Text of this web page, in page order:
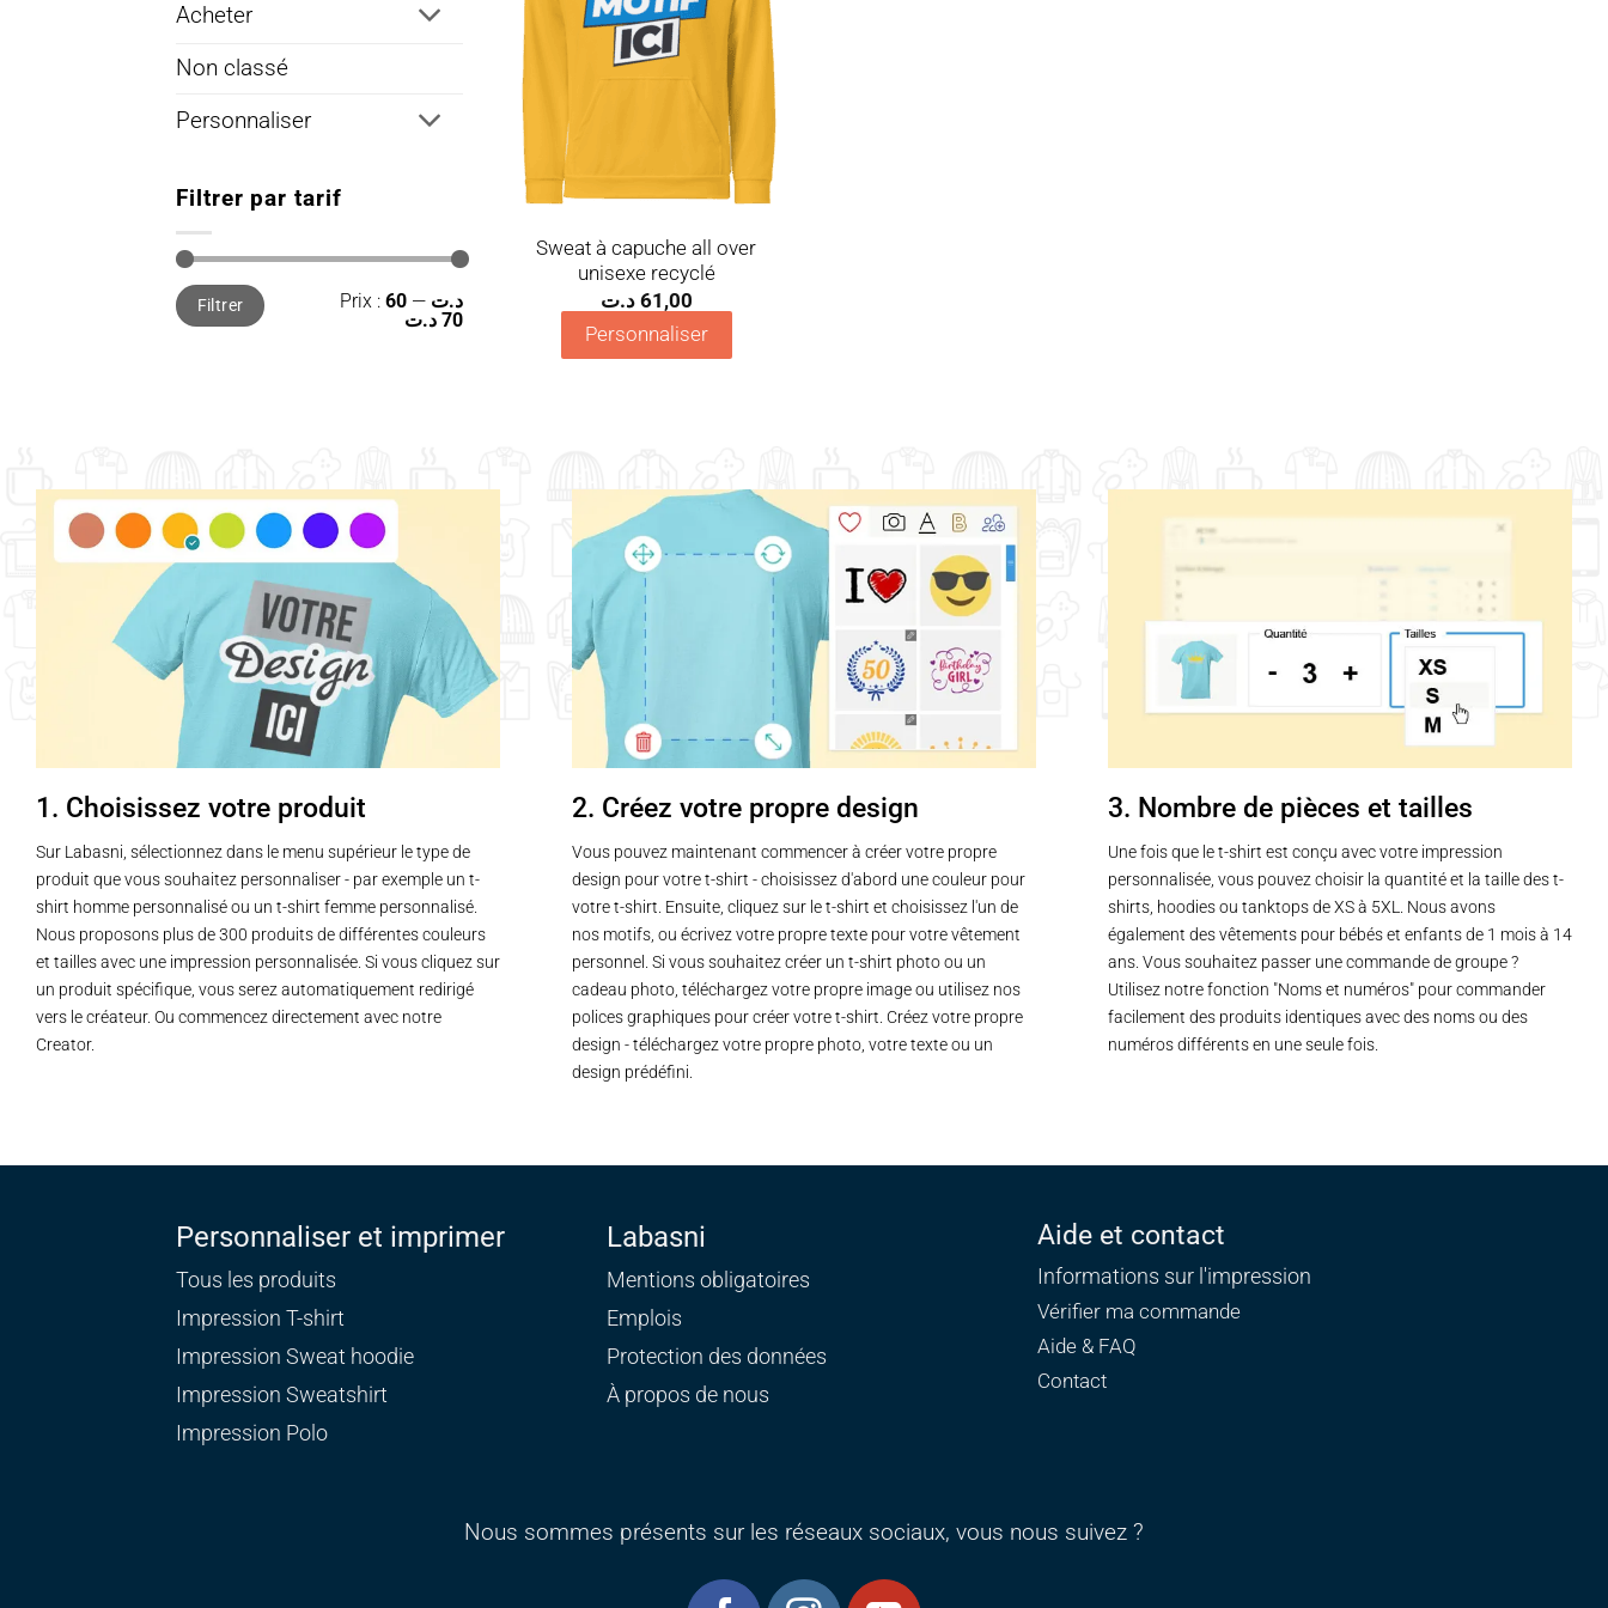
Acheter
Non classé
Personnaliser
Filtrer par tarif
Prix
min
Prix
maxFiltrer Prix : 60 د.ت —
70 د.ت
Sweat à capuche all over
unisexe recyclé
61,00 د.ت
Personnaliser
1. Choisissez votre produit
Sur Labasni, sélectionnez dans le menu supérieur le type de
produit que vous souhaitez personnaliser - par exemple un t-
shirt homme personnalisé ou un t-shirt femme personnalisé.
Nous proposons plus de 300 produits de différentes couleurs
et tailles avec une impression personnalisée. Si vous cliquez sur
un produit spécifique, vous serez automatiquement redirigé
vers le créateur. Ou commencez directement avec notre
Creator.
2. Créez votre propre design
Vous pouvez maintenant commencer à créer votre propre
design pour votre t-shirt - choisissez d'abord une couleur pour
votre t-shirt. Ensuite, cliquez sur le t-shirt et choisissez l'un de
nos motifs, ou écrivez votre propre texte pour votre vêtement
personnel. Si vous souhaitez créer un t-shirt photo ou un
cadeau photo, téléchargez votre propre image ou utilisez nos
polices graphiques pour créer votre t-shirt. Créez votre propre
design - téléchargez votre propre photo, votre texte ou un
design prédéfini.
3. Nombre de pièces et tailles
Une fois que le t-shirt est conçu avec votre impression
personnalisée, vous pouvez choisir la quantité et la taille des t-
shirts, hoodies ou tanktops de XS à 5XL. Nous avons
également des vêtements pour bébés et enfants de 1 mois à 14
ans. Vous souhaitez passer une commande de groupe ?
Utilisez notre fonction "Noms et numéros" pour commander
facilement des produits identiques avec des noms ou des
numéros différents en une seule fois.
Personnaliser et imprimer
Tous les produits
Impression T-shirt
Impression Sweat hoodie
Impression Sweatshirt
Impression Polo
Labasni
Mentions obligatoires
Emplois
Protection des données
À propos de nous
Aide et contact
Informations sur l'impression
Vérifier ma commande
Aide & FAQ
Contact
Nous sommes présents sur les réseaux sociaux, vous nous suivez ?